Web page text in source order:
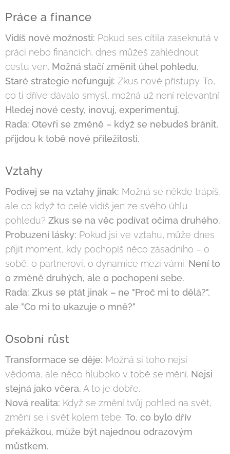
Práce a finance
Vidíš nové možnosti: Pokud ses cítila zaseknutá v
práci nebo financích, dnes můžeš zahlédnout
cestu ven. Možná stačí změnit úhel pohledu.
Staré strategie nefungují: Zkus nové přístupy. To,
co ti dříve dávalo smysl, možná už není relevantní.
Hledej nové cesty, inovuj, experimentuj.
Rada: Otevři se změně – když se nebudeš bránit,
přijdou k tobě nové příležitosti.
Vztahy
Podívej se na vztahy jinak: Možná se někde trápíš,
ale co když to celé vidíš jen ze svého úhlu
pohledu? Zkus se na věc podívat očima druhého.
Probuzení lásky: Pokud jsi ve vztahu, může dnes
přijít moment, kdy pochopíš něco zásadního – o
sobě, o partnerovi, o dynamice mezi vámi. Není to
o změně druhých, ale o pochopení sebe.
Rada: Zkus se ptát jinak – ne "Proč mi to dělá?",
ale "Co mi to ukazuje o mně?"
Osobní růst
Transformace se děje: Možná si toho nejsi
vědoma, ale něco hluboko v tobě se mění. Nejsi
stejná jako včera. A to je dobře.
Nová realita: Když se změní tvůj pohled na svět,
změní se i svět kolem tebe. To, co bylo dřív
překážkou, může být najednou odrazovým
můstkem.